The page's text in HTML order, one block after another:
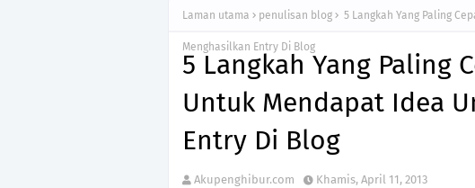
Laman utama penulisan blog 5 Langkah Yang Paling
Menghasilkan Entry Di Blog
5 Langkah Yang Paling
Untuk Mendapat Idea
Entry Di Blog
Akupenghibur.com Khamis, April 11, 2013